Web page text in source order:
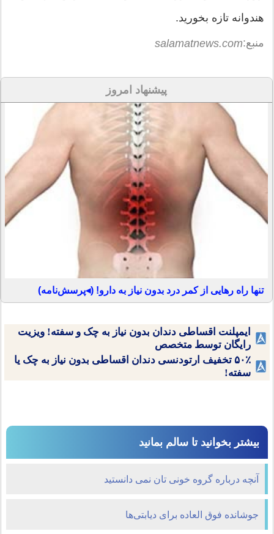
هندوانه تازه بخورید.
منبع:salamatnews.com
پیشنهاد امروز
تنها راه رهایی از کمر درد بدون نیاز به دارو! (◂پرسش‌نامه)
ایمپلنت اقساطی دندان بدون نیاز به چک و سفته! ویزیت
رایگان توسط متخصص
۵۰٪ تخفیف ارتودنسی دندان اقساطی بدون نیاز به چک یا
سفته!
بیشتر بخوانید تا سالم بمانید
آنچه درباره گروه خونی تان نمی دانستید
جوشانده فوق العاده برای دیابتی‌ها